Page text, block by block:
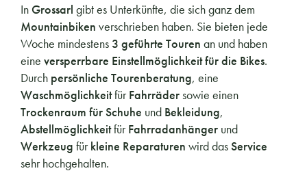
In Grossarl gibt es Unterkünfte, die sich ganz dem
Mountainbiken verschrieben haben. Sie bieten jede
Woche mindestens 3 geführte Touren an und haben
eine versperrbare Einstellmöglichkeit für die Bikes.
Durch persönliche Tourenberatung, eine
WaschmöglichkeitfürFahrrädersowie einen
Trockenraum für Schuhe und Bekleidung,
AbstellmöglichkeitfürFahrradanhänger und
Werkzeug fürkleine Reparaturen wird dasService
sehr hochgehalten.